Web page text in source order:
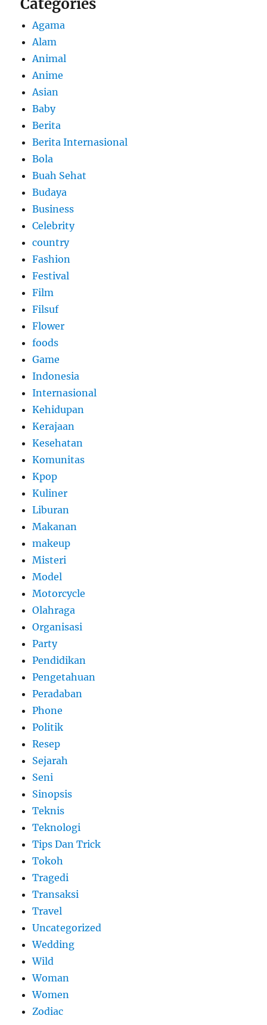
Categories
Agama
Alam
Animal
Anime
Asian
Baby
Berita
Berita Internasional
Bola
Buah Sehat
Budaya
Business
Celebrity
country
Fashion
Festival
Film
Filsuf
Flower
foods
Game
Indonesia
Internasional
Kehidupan
Kerajaan
Kesehatan
Komunitas
Kpop
Kuliner
Liburan
Makanan
makeup
Misteri
Model
Motorcycle
Olahraga
Organisasi
Party
Pendidikan
Pengetahuan
Peradaban
Phone
Politik
Resep
Sejarah
Seni
Sinopsis
Teknis
Teknologi
Tips Dan Trick
Tokoh
Tragedi
Transaksi
Travel
Uncategorized
Wedding
Wild
Woman
Women
Zodiac